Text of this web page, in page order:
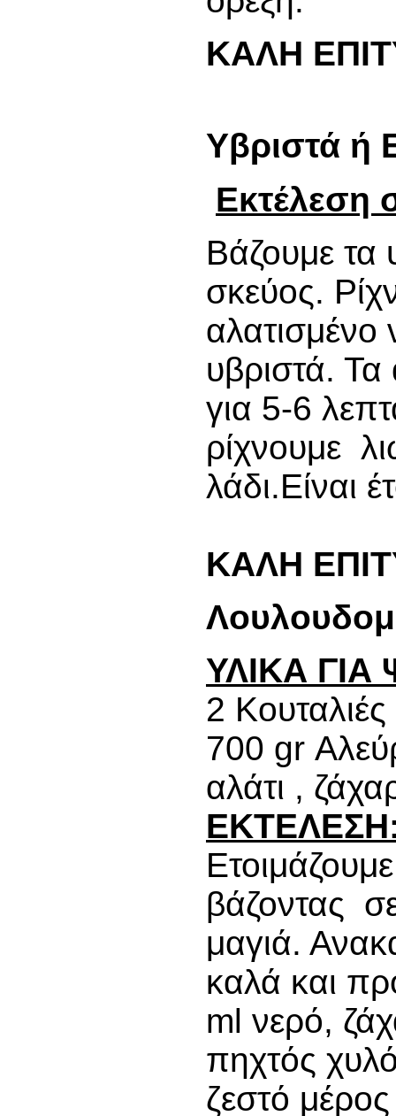
ΚΑΛΗ
Υβριστά ή
Εκτέλεση
Βάζουμε τα
σκεύος.
υβριστά.
για 5-6
ρίχνουμε
λάδι.Είναι
ΚΑΛΗ
ΥΛΙΚΑ ΓΙΑ
2
700 gr
αλάτι ,
βάζοντας
μαγιά.
καλά και
ml νερό,
πηχτός
ζεστό